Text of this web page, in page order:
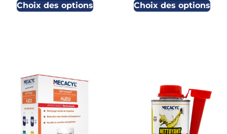
Choix des options Choix des options